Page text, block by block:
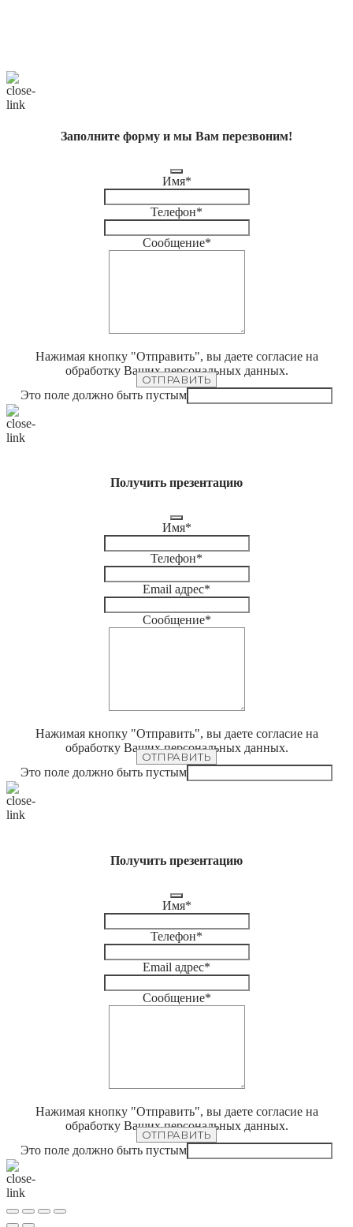
Заполните форму и мы Вам перезвоним!
Имя*
Телефон*
Сообщение*
Нажимая кнопку "Отправить", вы даете согласие на
обработку Ваших персональных данных.
ОТПРАВИТЬ
Это поле должно быть пустым
Получить презентацию
Имя*
Телефон*
Email адрес*
Сообщение*
Нажимая кнопку "Отправить", вы даете согласие на
обработку Ваших персональных данных.
ОТПРАВИТЬ
Это поле должно быть пустым
Получить презентацию
Имя*
Телефон*
Email адрес*
Сообщение*
Нажимая кнопку "Отправить", вы даете согласие на
обработку Ваших персональных данных.
ОТПРАВИТЬ
Это поле должно быть пустым